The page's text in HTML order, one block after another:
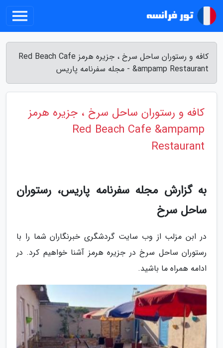
کافه و رستوران ساحل سرخ ، جزیره هرمز Red Beach Cafe
&ampamp Restaurant - مجله سفرنامه پاریس
کافه و رستوران ساحل سرخ ، جزیره هرمز
Red Beach Cafe &ampamp
Restaurant
به گزارش مجله سفرنامه پاریس، رستوران
ساحل سرخ
در ابن مزلب از وب سایت گردشگری خبرنگاران شما را با
رستوران ساحل سرخ در جزیره هرمز آشنا خواهیم کرد. در
ادامه همراه ما باشید.